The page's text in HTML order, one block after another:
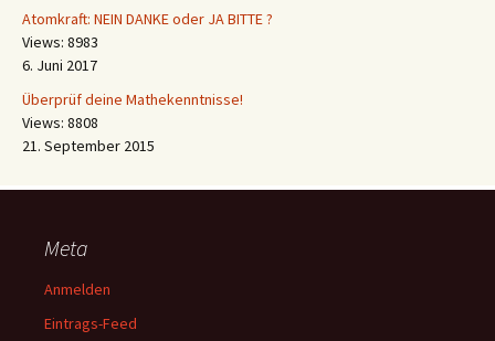
Atomkraft: NEIN DANKE oder JA BITTE ?
Views: 8983
6. Juni 2017
Überprüf deine Mathekenntnisse!
Views: 8808
21. September 2015
Meta
Anmelden
Eintrags-Feed